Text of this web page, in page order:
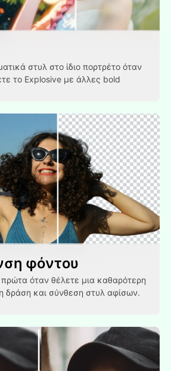
στυλ στο ίδιο πορτρέτο όταν
το Explosive με άλλες bold
φόντου
όταν θέλετε μια καθαρότερη
δράση και σύνθεση στυλ αφίσων.